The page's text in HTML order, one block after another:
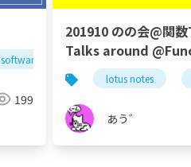
software design sd gdal
199
201910 のの会@関
Talks around
Notes and Domino
lotus notes
あう゛